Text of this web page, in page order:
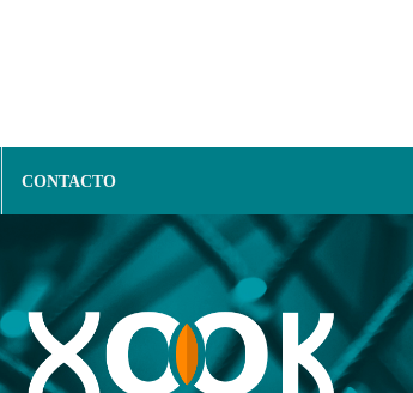
CONTACTO